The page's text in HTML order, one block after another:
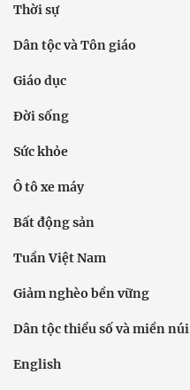
Thời sự
Dân tộc và Tôn giáo
Giáo dục
Đời sống
Sức khỏe
Ô tô xe máy
Bất động sản
Tuần Việt Nam
Giảm nghèo bền vững
Dân tộc thiểu số và miền núi
English